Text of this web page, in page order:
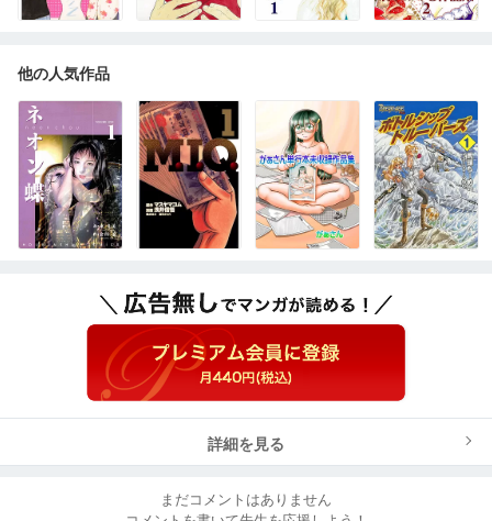
他の人気作品
詳細を見る
まだコメントはありません